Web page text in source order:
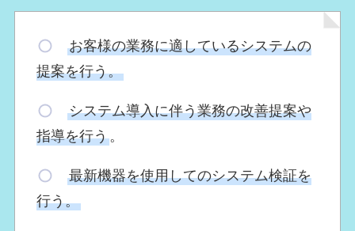
お客様の業務に適しているシステムの
提案を行う。
システム導入に伴う業務の改善提案や
指導を行う。
最新機器を使用してのシステム検証を
行う。